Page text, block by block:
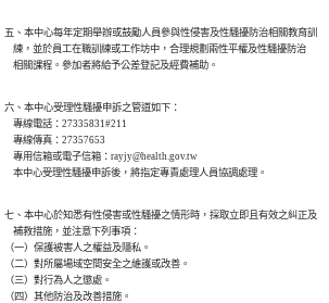
五、本中心每年定期舉辦或鼓勵人員參與性侵害及性騷擾防治相關教育訓
    練，並於員工在職訓練或工作坊中，合理規劃兩性平權及性騷擾防治
    相關課程。參加者將給予公差登記及經費補助。
六、本中心受理性騷擾申訴之管道如下：
    專線電話：27335831#211
    專線傳真：27357653
    專用信箱或電子信箱：rayjy@health.gov.tw
    本中心受理性騷擾申訴後，將指定專責處理人員協調處理。
七、本中心於知悉有性侵害或性騷擾之情形時，採取立即且有效之糾正及
    補救措施，並注意下列事項：
（一）保護被害人之權益及隱私。
（二）對所屬場域空間安全之維護或改善。
（三）對行為人之懲處。
（四）其他防治及改善措施。